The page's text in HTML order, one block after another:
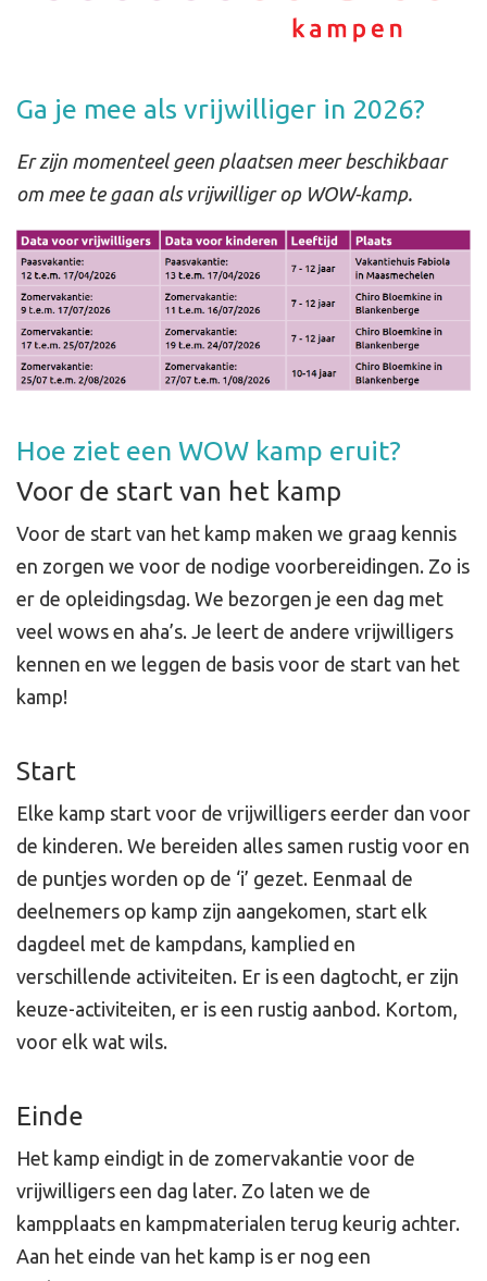
Ga je mee als vrijwilliger in 2026?
Er zijn momenteel geen plaatsen meer beschikbaar
om mee te gaan als vrijwilliger op WOW-kamp.
Hoe ziet een WOW kamp eruit?
Voor de start van het kamp
Voor de start van het kamp maken we graag kennis
en zorgen we voor de nodige voorbereidingen. Zo is
er de opleidingsdag. We bezorgen je een dag met
veel wows en aha’s. Je leert de andere vrijwilligers
kennen en we leggen de basis voor de start van het
kamp!
Start
Elke kamp start voor de vrijwilligers eerder dan voor
de kinderen. We bereiden alles samen rustig voor en
de puntjes worden op de ‘i’ gezet. Eenmaal de
deelnemers op kamp zijn aangekomen, start elk
dagdeel met de kampdans, kamplied en
verschillende activiteiten. Er is een dagtocht, er zijn
keuze-activiteiten, er is een rustig aanbod. Kortom,
voor elk wat wils.
Einde
Het kamp eindigt in de zomervakantie voor de
vrijwilligers een dag later. Zo laten we de
kampplaats en kampmaterialen terug keurig achter.
Aan het einde van het kamp is er nog een